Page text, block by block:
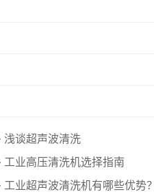
浅谈超声波清洗
工业高压清洗机选择指南
工业超声波清洗机有哪些优势？